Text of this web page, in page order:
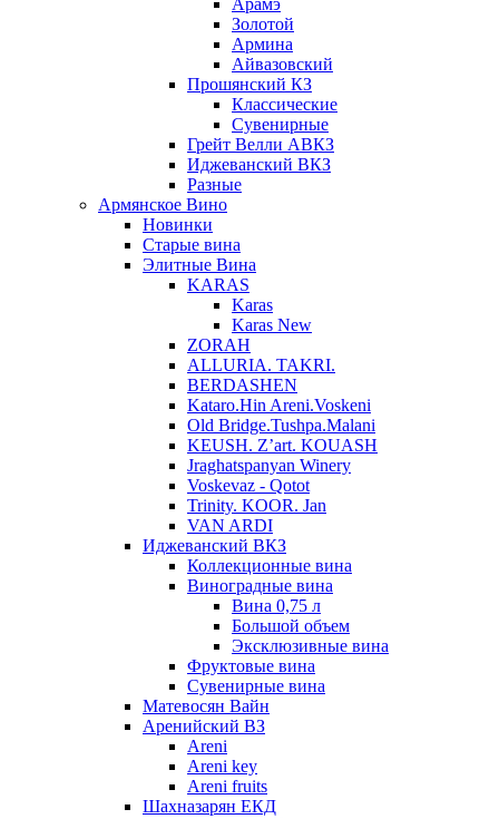
Арамэ
Золотой
Армина
Айвазовский
Прошянский КЗ
Классические
Сувенирные
Грейт Велли АВКЗ
Иджеванский ВКЗ
Разные
Армянское Вино
Новинки
Старые вина
Элитные Вина
KARAS
Karas
Karas New
ZORAH
ALLURIA. TAKRI.
BERDASHEN
Kataro.Hin Areni.Voskeni
Old Bridge.Tushpa.Malani
KEUSH. Z’art. KOUASH
Jraghatspanyan Winery
Voskevaz - Qotot
Trinity. KOOR. Jan
VAN ARDI
Иджеванский ВКЗ
Коллекционные вина
Виноградные вина
Вина 0,75 л
Большой объем
Эксклюзивные вина
Фруктовые вина
Cувенирные вина
Матевосян Вайн
Аренийский ВЗ
Areni
Areni key
Areni fruits
Шахназарян ЕКД